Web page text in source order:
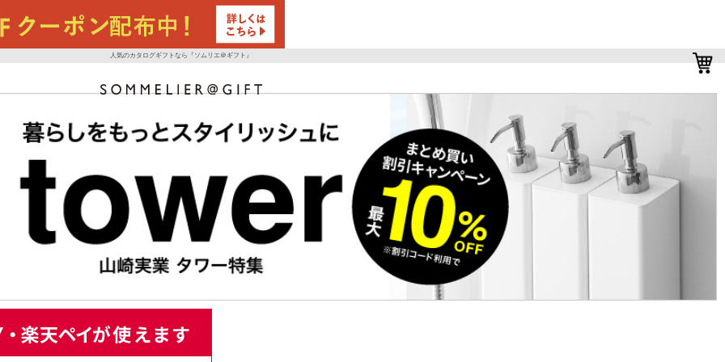
人気のカタログギフトなら『ソムリエ＠ギフト』